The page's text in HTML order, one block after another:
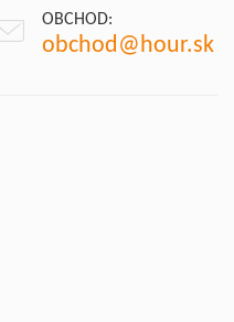
OBCHOD:
obchod@hour.sk